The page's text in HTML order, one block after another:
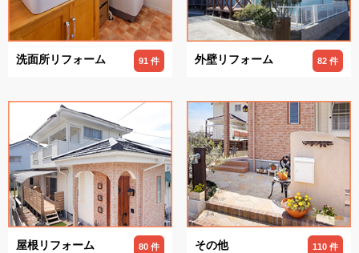
洗面所リフォーム 91 件 外壁リフォーム 82 件
屋根リフォーム 80 件 その他 110 件